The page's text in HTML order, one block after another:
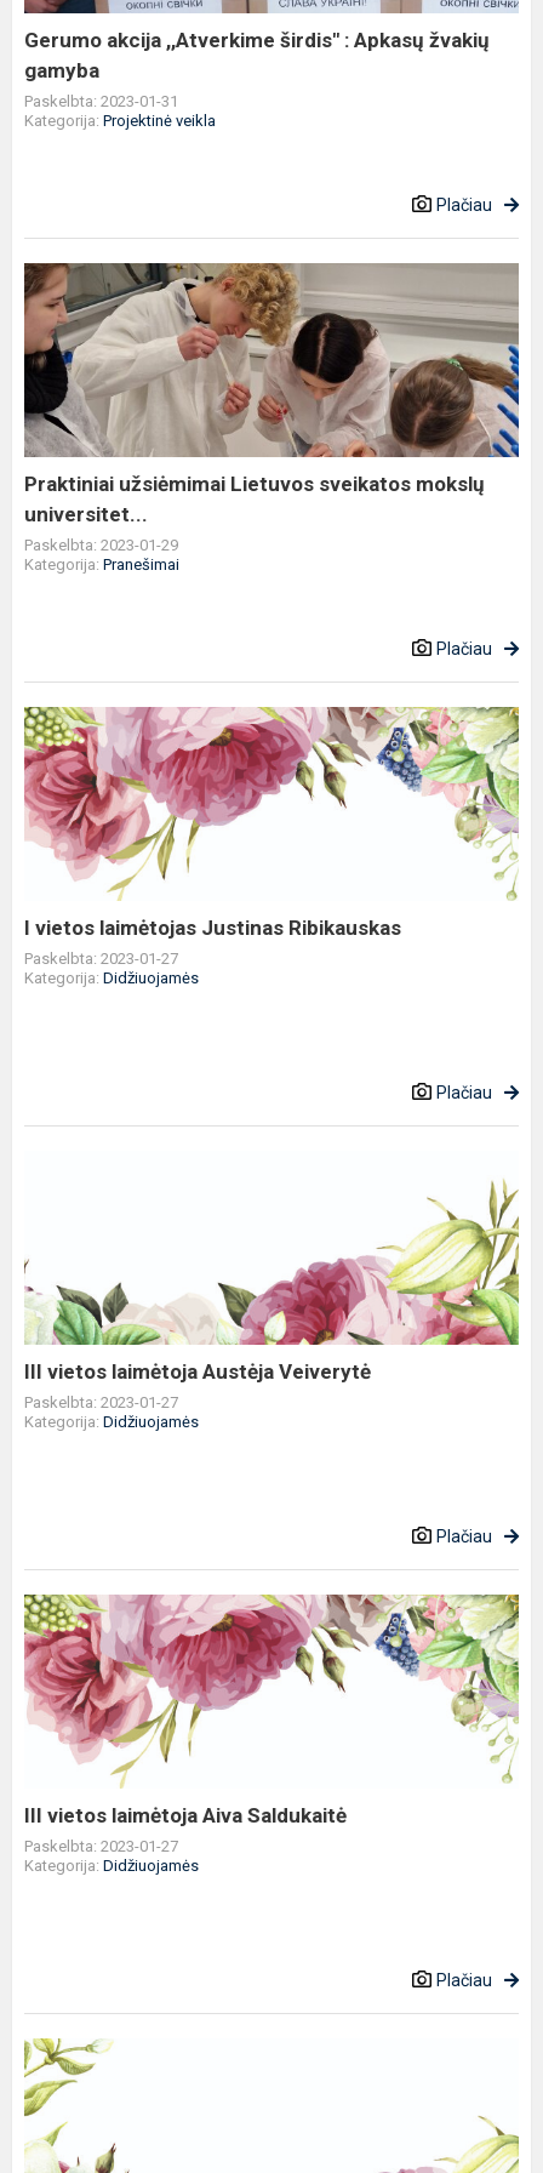
žvakių
gamyba
Gerumo akcija ,,Atverkime širdis" : Apkasų žvakių
gamyba
Paskelbta: 2023-01-31
Kategorija: Projektinė veikla
Plačiau
Praktiniai
užsiėmimai
Lietuvos
sveikatos
mokslų
universitet...
Praktiniai užsiėmimai Lietuvos sveikatos mokslų
universitet...
Paskelbta: 2023-01-29
Kategorija: Pranešimai
Plačiau
I
vietos
laimėtojas
Justinas
Ribikauskas
I vietos laimėtojas Justinas Ribikauskas
Paskelbta: 2023-01-27
Kategorija: Didžiuojamės
Plačiau
Veiverytė
III vietos laimėtoja Austėja Veiverytė
Paskelbta: 2023-01-27
Kategorija: Didžiuojamės
Plačiau
III
vietos
laimėtoja
Aiva
Saldukaitė
III vietos laimėtoja Aiva Saldukaitė
Paskelbta: 2023-01-27
Kategorija: Didžiuojamės
Plačiau
II
vietos
laimėtoja
Livija
Zamuškaitė